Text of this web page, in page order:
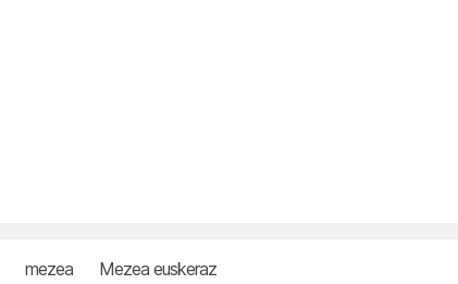
mezea Mezea euskeraz